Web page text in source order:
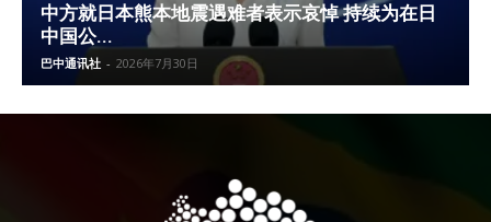
中方就日本熊本地震遇难者表示哀悼 持续为在日
中国公...
巴中通讯社 - 2026年7月30日